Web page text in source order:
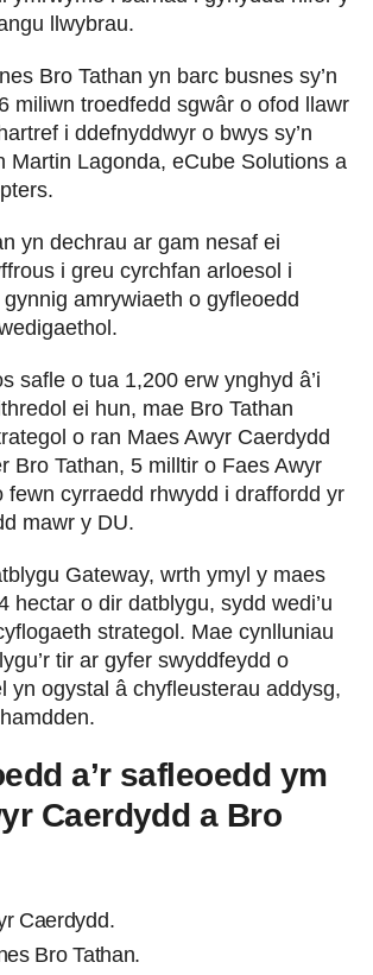
llwybrau.
Bro Tathan yn barc busnes sy’n
miliwn troedfedd sgwâr o ofod llawr
i ddefnyddwyr o bwys sy’n
Martin Lagonda, eCube Solutions a
yn dechrau ar gam nesaf ei
i greu cyrchfan arloesol i
amrywiaeth o gyfleoedd
safle o tua 1,200 erw ynghyd â’i
ei hun, mae Bro Tathan
o ran Maes Awyr Caerdydd
Bro Tathan, 5 milltir o Faes Awyr
fewn cyrraedd rhwydd i draffordd yr
mawr y DU.
Gateway, wrth ymyl y maes
hectar o dir datblygu, sydd wedi’u
strategol. Mae cynlluniau
tir ar gyfer swyddfeydd o
yn ogystal â chyfleusterau addysg,
a’r safleoedd ym
Caerdydd a Bro
Caerdydd.
Bro Tathan.